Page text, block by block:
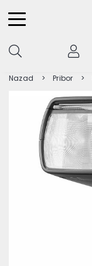
Nazad Pribor